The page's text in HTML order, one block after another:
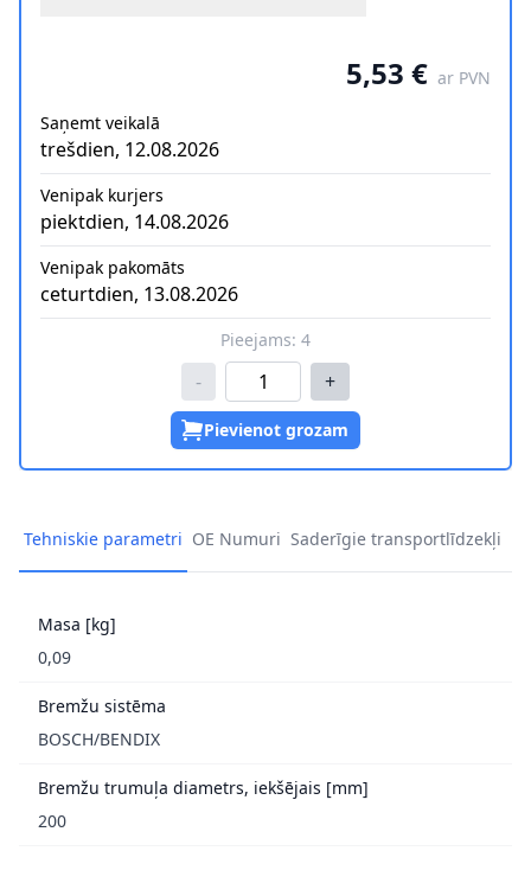
5,53 € ar PVN
Saņemt veikalā
trešdien, 12.08.2026
Venipak kurjers
piektdien, 14.08.2026
Venipak pakomāts
ceturtdien, 13.08.2026
Pieejams: 4
- +
Pievienot grozam
Tehniskie parametri OE Numuri Saderīgie transportlīdzekļi
Masa [kg]
0,09
Bremžu sistēma
BOSCH/BENDIX
Bremžu trumuļa diametrs, iekšējais [mm]
200